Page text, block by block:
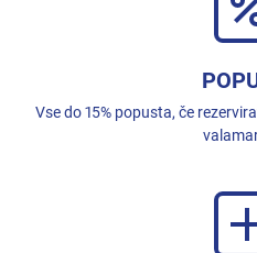
Vse do 15% popusta, če